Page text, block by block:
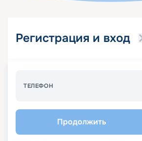
Регистрация и вход
ТЕЛЕФОН
Продолжить
Популярные